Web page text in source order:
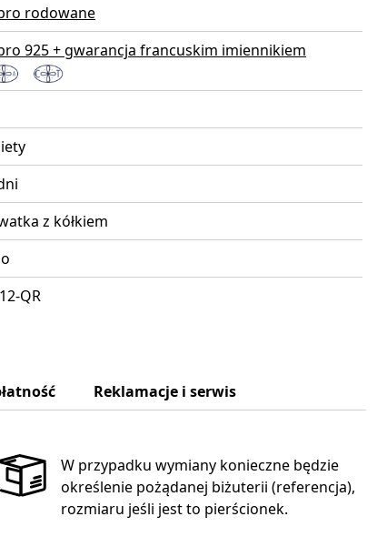
rodowane
925 + gwarancja francuskim imiennikiem
z kółkiem
QR
Reklamacje i serwis
W przypadku wymiany konieczne będzie
określenie pożądanej biżuterii (referencja),
rozmiaru jeśli jest to pierścionek.